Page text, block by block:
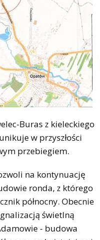
Buras z kieleckiego
w przyszłości
przebiegiem.
na kontynuację
ronda, z którego
północny. Obecnie
świetlną
- budowa